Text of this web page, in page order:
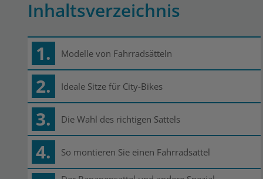
Inhaltsverzeichnis
1.
Modelle von Fahrradsätteln
2. Ideale Sitze für City-Bikes
3. Die Wahl des richtigen Sattels
4. So montieren Sie einen Fahrradsattel